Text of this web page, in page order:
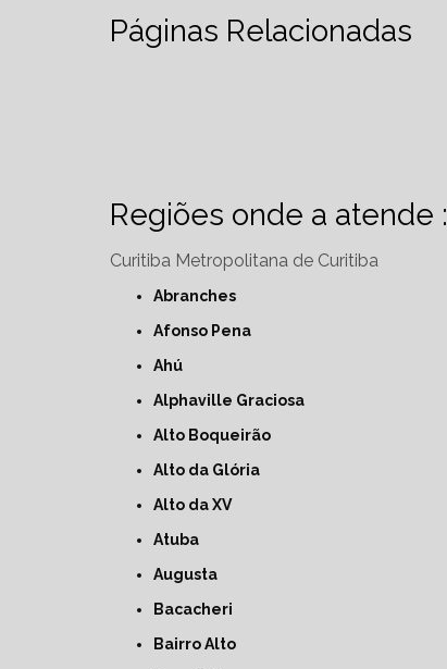
Páginas Relacionadas
Regiões onde a atende :
Curitiba Metropolitana de Curitiba
Abranches
Afonso Pena
Ahú
Alphaville Graciosa
Alto Boqueirão
Alto da Glória
Alto da XV
Atuba
Augusta
Bacacheri
Bairro Alto